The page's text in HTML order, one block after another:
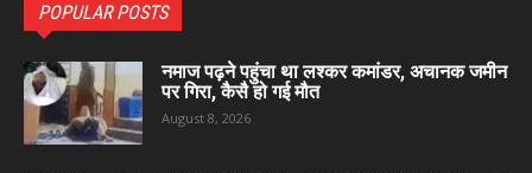
POPULAR POSTS
नमाज पढ़ने पहुंचा था लश्कर कमांडर, अचानक जमीन
पर गिरा, कैसै हो गई मौत
August 8, 2026